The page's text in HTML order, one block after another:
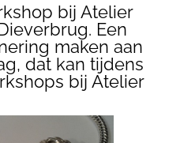
bij Atelier
Een
maken aan
dat kan tijdens
bij Atelier